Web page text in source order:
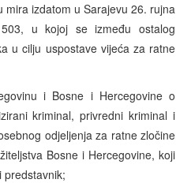
mira izdatom u Sarajevu 26. rujna
u kojoj se između ostalog
u cilju uspostave vijeća za ratne
i Bosne i Hercegovine o
kriminal, privredni kriminal i
odjeljenja za ratne zločine
Bosne i Hercegovine, koji
predstavnik;